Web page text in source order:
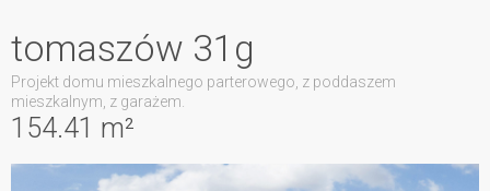
154.41 m²
tomaszów 31g
Projekt domu mieszkalnego parterowego, z poddaszem
mieszkalnym, z garażem.